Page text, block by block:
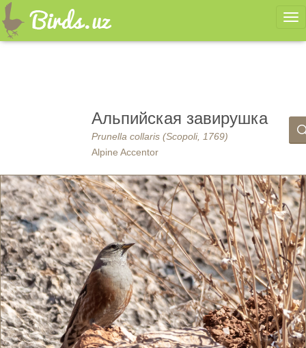
Альпийская завирушка
Prunella collaris (Scopoli, 1769)
Alpine Accentor